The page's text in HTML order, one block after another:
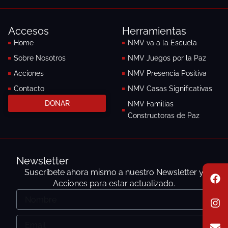
a
e
b
n
t
a
n
e
l
r
a
Accesos
Home
Sobre Nosotros
Acciones
Contacto
DONAR
Herramientas
NMV va a la Escuela
NMV Juegos por la Paz
NMV Presencia Positiva
NMV Casas Significativas
NMV Familias
Constructoras de Paz
Newsletter
Suscríbete ahora mismo a nuestro Newsletter y
Acciones para estar actualizado.
Nombre
Email